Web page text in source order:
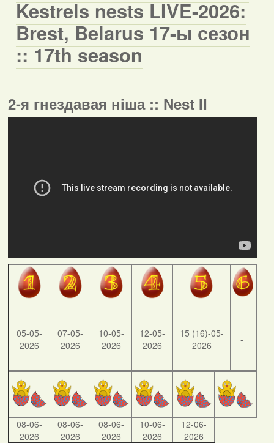
Kestrels nests LIVE-2026:
Brest, Belarus 17-ы сезон
:: 17th season
2-я гнездавая ніша :: Nest II
05-05-
2026
07-05-
2026
10-05-
2026
12-05-
2026
15 (16)-05-
2026
-
08-06-
2026
08-06-
2026
08-06-
2026
10-06-
2026
12-06-
2026